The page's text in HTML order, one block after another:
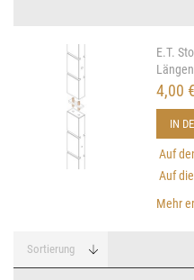
E.T.
4,00 €
IN
Auf
Auf
Mehr